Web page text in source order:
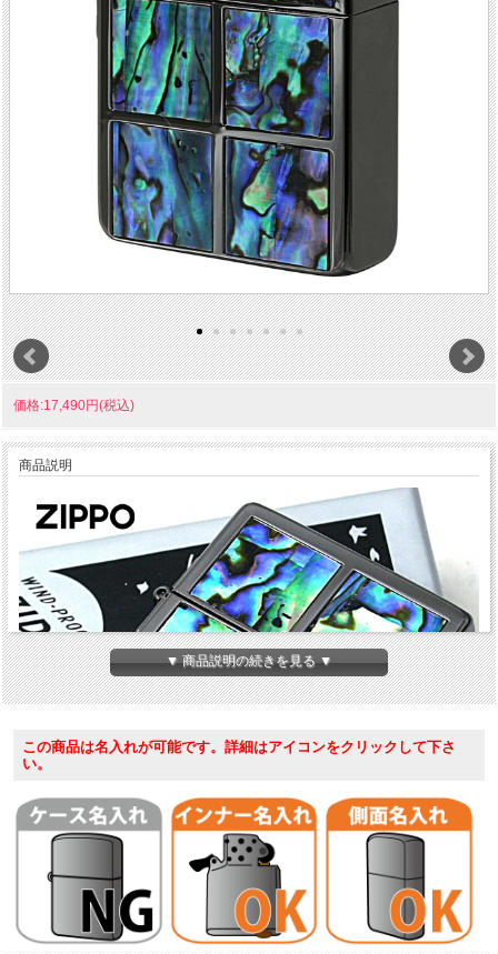
価格:17,490円(税込)
商品説明
▼ 商品説明の続きを見る ▼
この商品は名入れが可能です。詳細はアイコンをクリックして下さ
い。